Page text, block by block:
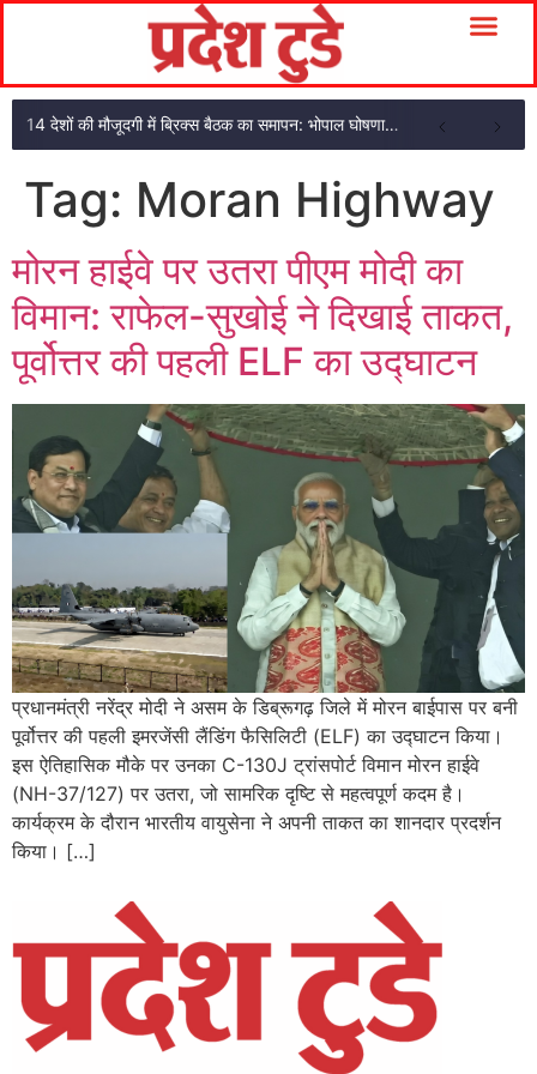
14 देशों की मौजूदगी में ब्रिक्स बैठक का समापन: भोपाल घोषणा पत्र अपनाया
Tag: Moran Highway
मोरन हाईवे पर उतरा पीएम मोदी का
विमान: राफेल-सुखोई ने दिखाई ताकत,
पूर्वोत्तर की पहली ELF का उद्घाटन
प्रधानमंत्री नरेंद्र मोदी ने असम के डिब्रूगढ़ जिले में मोरन बाईपास पर बनी
पूर्वोत्तर की पहली इमरजेंसी लैंडिंग फैसिलिटी (ELF) का उद्घाटन किया।
इस ऐतिहासिक मौके पर उनका C-130J ट्रांसपोर्ट विमान मोरन हाईवे
(NH-37/127) पर उतरा, जो सामरिक दृष्टि से महत्वपूर्ण कदम है।
कार्यक्रम के दौरान भारतीय वायुसेना ने अपनी ताकत का शानदार प्रदर्शन
किया। […]